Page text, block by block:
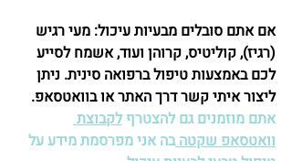
אם אתם סובלים מבעיות עיכול: מעי רגיש
(רגיז), קוליטיס, קרוהן ועוד, אשמח לסייע
לכם באמצעות טיפול ברפואה סינית. ניתן
ליצור איתי קשר דרך האתר או בוואטסאפ.
אתם מוזמנים גם להצטרף לקבוצת
וואטסאפ שקטה בה אני מפרסמת מידע על